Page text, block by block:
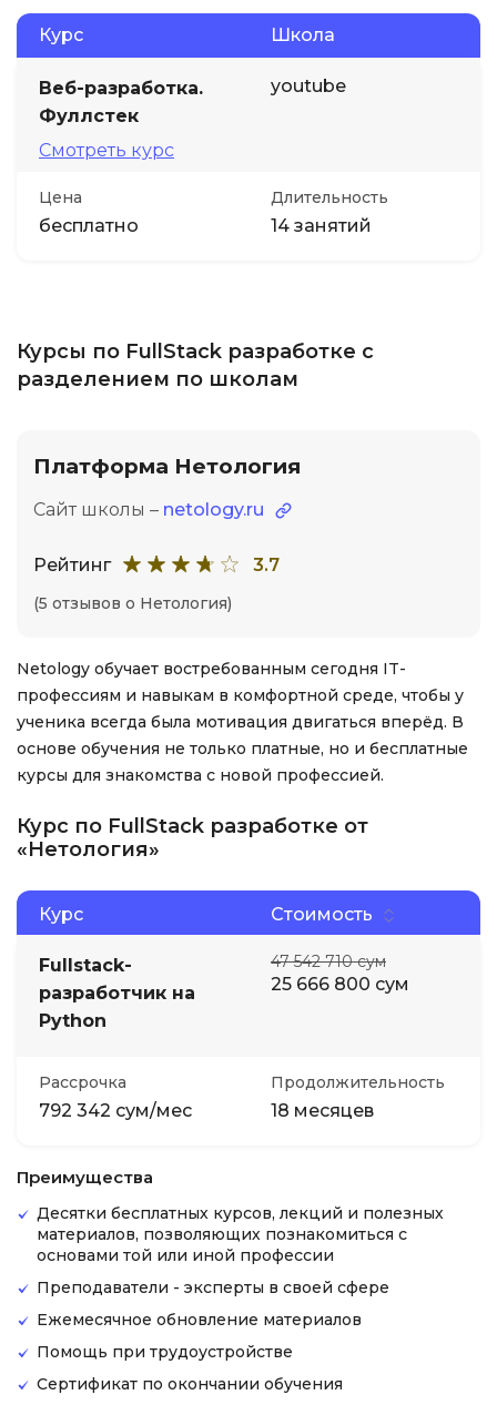
Курс Школа
Веб-разработка.
Фуллстек
Смотреть курс
youtube
Цена
бесплатно
Длительность
14 занятий
Курсы по FullStack разработке с
разделением по школам
Платформа Нетология
Сайт школы – netology.ru
Рейтинг 3.7
(5 отзывов о Нетология)
Netology обучает востребованным сегодня IT-
профессиям и навыкам в комфортной среде, чтобы у
ученика всегда была мотивация двигаться вперёд. В
основе обучения не только платные, но и бесплатные
курсы для знакомства с новой профессией.
Курс по FullStack разработке от
«Нетология»
Курс Стоимость
Fullstack-
разработчик на
Python
47 542 710 сум
25 666 800 сум
Рассрочка
792 342 сум/мес
Продолжительность
18 месяцев
Преимущества
Десятки бесплатных курсов, лекций и полезных
материалов, позволяющих познакомиться с
основами той или иной профессии
Преподаватели - эксперты в своей сфере
Ежемесячное обновление материалов
Помощь при трудоустройстве
Сертификат по окончании обучения